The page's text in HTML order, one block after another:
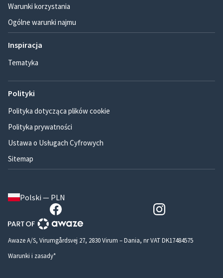
Warunki korzystania
Ogólne warunki najmu
Inspiracja
Tematyka
Polityki
Polityka dotycząca plików cookie
Polityka prywatności
Ustawa o Usługach Cyfrowych
Sitemap
Polski — PLN
Awaze A/S, Virumgårdsvej 27, 2830 Virum – Dania, nr VAT DK17484575
Warunki i zasady*